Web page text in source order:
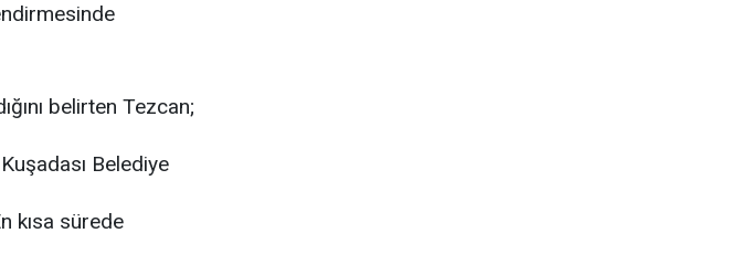
belirten Tezcan;
Kuşadası Belediye
kısa sürede